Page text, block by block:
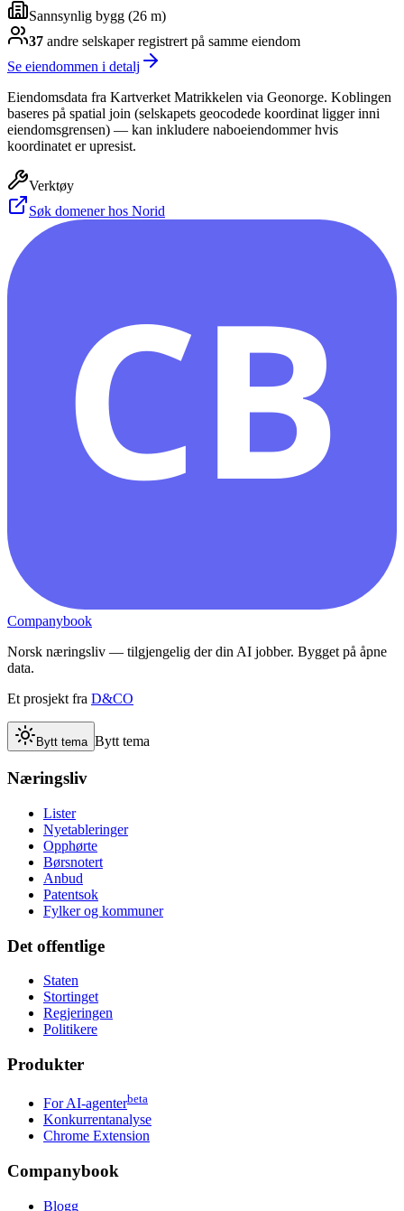
Sannsynlig bygg (26 m)
37 andre selskaperregistrert på samme eiendom
Se eiendommen i detalj
Eiendomsdata fra Kartverket Matrikkelen via Geonorge. Koblingen
baseres på spatial join (selskapets geocodede koordinat ligger inni
eiendomsgrensen) — kan inkludere naboeiendommer hvis
koordinatet er upresist.
Verktøy
Søk domener hos Norid
CB
Companybook
Norsk næringsliv — tilgjengelig der din AI jobber. Bygget på åpne
data.
Et prosjekt fra D&CO
Bytt tema Bytt tema
Næringsliv
Lister
Nyetableringer
Opphørte
Børsnotert
Anbud
Patentsok
Fylker og kommuner
Det offentlige
Staten
Stortinget
Regjeringen
Politikere
Produkter
For AI-agenterbeta
Konkurrentanalyse
Chrome Extension
Companybook
Blogg